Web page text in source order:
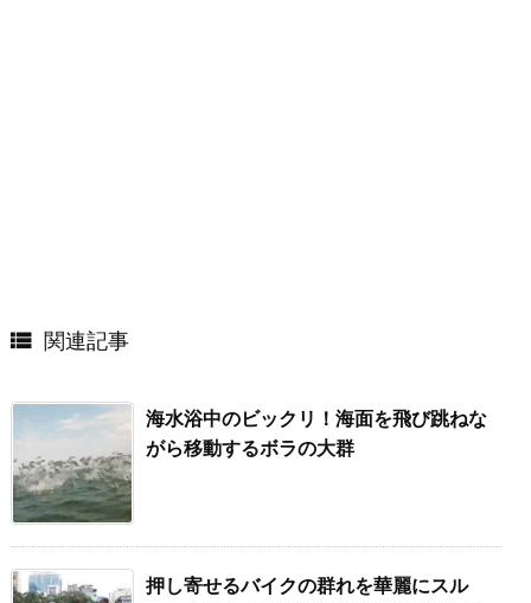
 関連記事
海水浴中のビックリ！海面を飛び跳ねな
がら移動するボラの大群
押し寄せるバイクの群れを華麗にスル